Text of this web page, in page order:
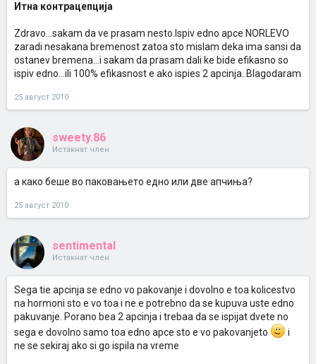
Итна контрацепција
Zdravo...sakam da ve prasam nesto.Ispiv edno apce NORLEVO
zaradi nesakana bremenost zatoa sto mislam deka ima sansi da
ostanev bremena...i sakam da prasam dali ke bide efikasno so
ispiv edno...ili 100% efikasnost e ako ispies 2 apcinja..Blagodaram
25 август 2010
sweety.86
Истакнат член
а како беше во паковањето едно или две апчиња?
25 август 2010
sentimental
Истакнат член
Sega tie apcinja se edno vo pakovanje i dovolno e toa kolicestvo
na hormoni sto e vo toa i ne e potrebno da se kupuva uste edno
pakuvanje. Porano bea 2 apcinja i trebaa da se ispijat dvete no
sega e dovolno samo toa edno apce sto e vo pakovanjeto
i
ne se sekiraj ako si go ispila na vreme